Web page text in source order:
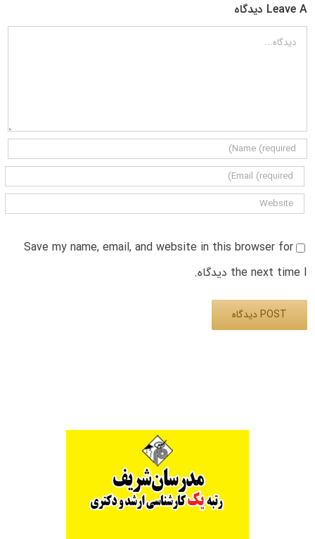
Leave A دیدگاه
دیدگاه
Save my name, email, and website in this browser for
the next time I دیدگاه.